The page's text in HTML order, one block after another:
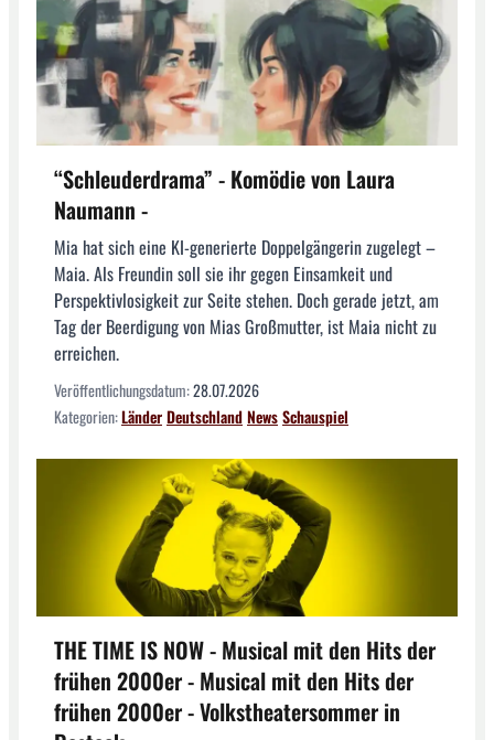
“Schleuderdrama” - Komödie von Laura
Naumann -
Mia hat sich eine KI-generierte Doppelgängerin zugelegt –
Maia. Als Freundin soll sie ihr gegen Einsamkeit und
Perspektivlosigkeit zur Seite stehen. Doch gerade jetzt, am
Tag der Beerdigung von Mias Großmutter, ist Maia nicht zu
erreichen.
Veröffentlichungsdatum:28.07.2026
Kategorien:LänderDeutschlandNewsSchauspiel
THE TIME IS NOW - Musical mit den Hits der
frühen 2000er - Musical mit den Hits der
frühen 2000er - Volkstheatersommer in